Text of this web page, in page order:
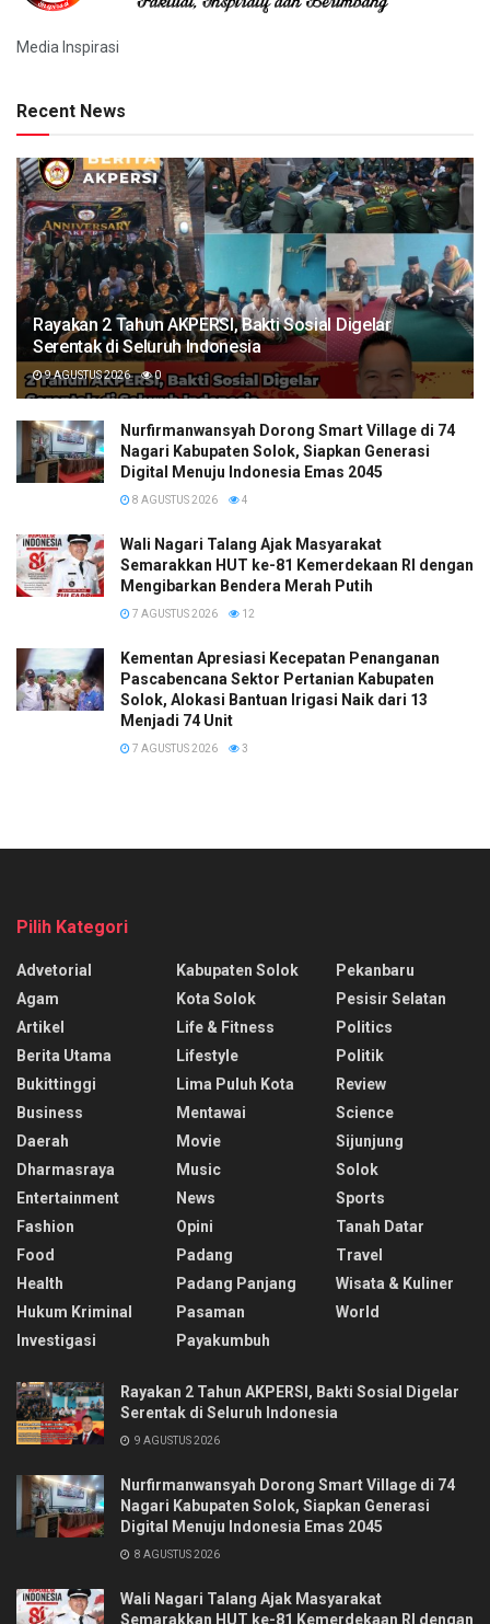
Media Inspirasi
Recent News
Rayakan 2 Tahun AKPERSI, Bakti Sosial Digelar
Serentak di Seluruh Indonesia
9 AGUSTUS 2026 0
Nurfirmanwansyah Dorong Smart Village di 74
Nagari Kabupaten Solok, Siapkan Generasi
Digital Menuju Indonesia Emas 2045
8 AGUSTUS 2026 4
Wali Nagari Talang Ajak Masyarakat
Semarakkan HUT ke-81 Kemerdekaan RI dengan
Mengibarkan Bendera Merah Putih
7 AGUSTUS 2026 12
Kementan Apresiasi Kecepatan Penanganan
Pascabencana Sektor Pertanian Kabupaten
Solok, Alokasi Bantuan Irigasi Naik dari 13
Menjadi 74 Unit
7 AGUSTUS 2026 3
Pilih Kategori
Advetorial
Agam
Artikel
Berita Utama
Bukittinggi
Business
Daerah
Dharmasraya
Entertainment
Fashion
Food
Health
Hukum Kriminal
Investigasi
Kabupaten Solok
Kota Solok
Life & Fitness
Lifestyle
Lima Puluh Kota
Mentawai
Movie
Music
News
Opini
Padang
Padang Panjang
Pasaman
Payakumbuh
Pekanbaru
Pesisir Selatan
Politics
Politik
Review
Science
Sijunjung
Solok
Sports
Tanah Datar
Travel
Wisata & Kuliner
World
Rayakan 2 Tahun AKPERSI, Bakti Sosial Digelar
Serentak di Seluruh Indonesia
9 AGUSTUS 2026
Nurfirmanwansyah Dorong Smart Village di 74
Nagari Kabupaten Solok, Siapkan Generasi
Digital Menuju Indonesia Emas 2045
8 AGUSTUS 2026
Wali Nagari Talang Ajak Masyarakat
Semarakkan HUT ke-81 Kemerdekaan RI dengan